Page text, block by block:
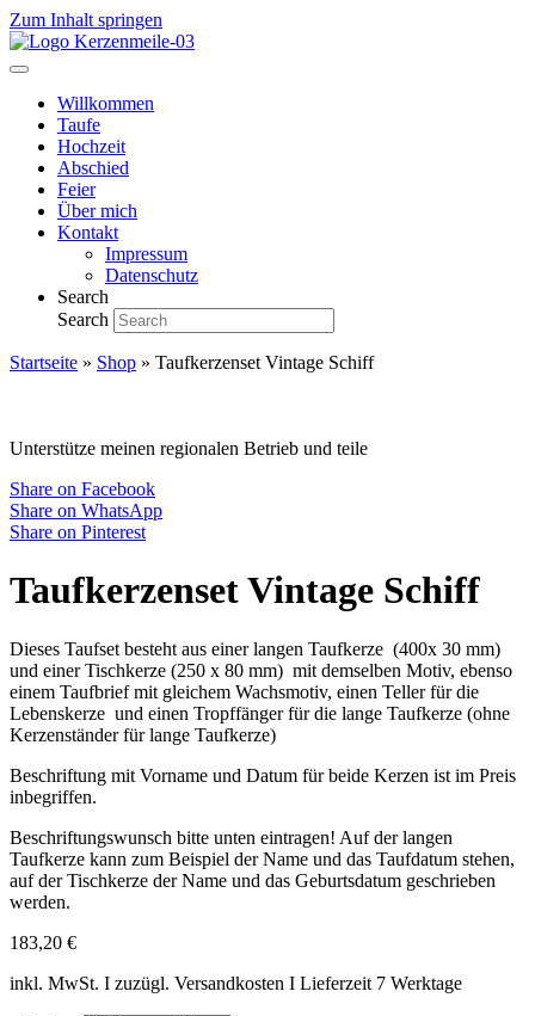
Zum Inhalt springen
Willkommen
Taufe
Hochzeit
Abschied
Feier
Über mich
Kontakt
Impressum
Datenschutz
Search
Search
Startseite » Shop » Taufkerzenset Vintage Schiff
Unterstütze meinen regionalen Betrieb und teile
Share on Facebook
Share on WhatsApp
Share on Pinterest
Taufkerzenset Vintage Schiff
Dieses Taufset besteht aus einer langen Taufkerze (400x 30 mm)
und einer Tischkerze (250 x 80 mm) mit demselben Motiv, ebenso
einem Taufbrief mit gleichem Wachsmotiv, einen Teller für die
Lebenskerze und einen Tropffänger für die lange Taufkerze (ohne
Kerzenständer für lange Taufkerze)
Beschriftung mit Vorname und Datum für beide Kerzen ist im Preis
inbegriffen.
Beschriftungswunsch bitte unten eintragen! Auf der langen
Taufkerze kann zum Beispiel der Name und das Taufdatum stehen,
auf der Tischkerze der Name und das Geburtsdatum geschrieben
werden.
183,20 €
inkl. MwSt. I zuzügl. Versandkosten I Lieferzeit 7 Werktage